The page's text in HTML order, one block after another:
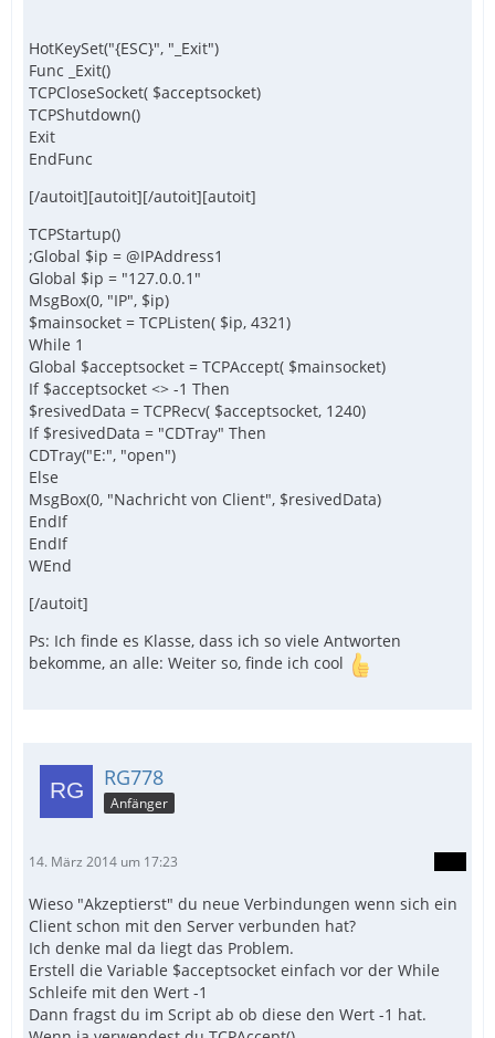
HotKeySet("{ESC}", "_Exit")
Func _Exit()
TCPCloseSocket( $acceptsocket)
TCPShutdown()
Exit
EndFunc
[/autoit][autoit][/autoit][autoit]
TCPStartup()
;Global $ip = @IPAddress1
Global $ip = "127.0.0.1"
MsgBox(0, "IP", $ip)
$mainsocket = TCPListen( $ip, 4321)
While 1
Global $acceptsocket = TCPAccept( $mainsocket)
If $acceptsocket <> -1 Then
$resivedData = TCPRecv( $acceptsocket, 1240)
If $resivedData = "CDTray" Then
CDTray("E:", "open")
Else
MsgBox(0, "Nachricht von Client", $resivedData)
EndIf
EndIf
WEnd
[/autoit]
Ps: Ich finde es Klasse, dass ich so viele Antworten
bekomme, an alle: Weiter so, finde ich cool
RG778
Anfänger
14. März 2014 um 17:23
Wieso "Akzeptierst" du neue Verbindungen wenn sich ein
Client schon mit den Server verbunden hat?
Ich denke mal da liegt das Problem.
Erstell die Variable $acceptsocket einfach vor der While
Schleife mit den Wert -1
Dann fragst du im Script ab ob diese den Wert -1 hat.